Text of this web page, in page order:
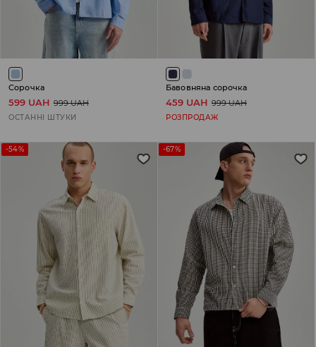
Сорочка
599 UAH 999 UAH
ОСТАННІ ШТУКИ
Бавовняна сорочка
459 UAH 999 UAH
РОЗПРОДАЖ
-54% -67%